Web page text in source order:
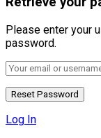
Please enter your
password.
Log In